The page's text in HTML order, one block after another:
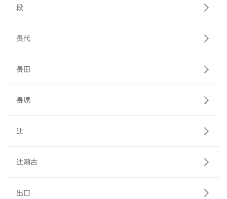
段
長代
長田
長塚
辻
辻瀬古
出口